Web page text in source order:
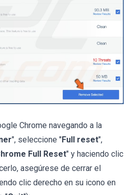
Chrome navegando a la
", seleccione "Full reset",
Full Reset" y haciendo clic
asegúrese de cerrar el
clic derecho en su icono en